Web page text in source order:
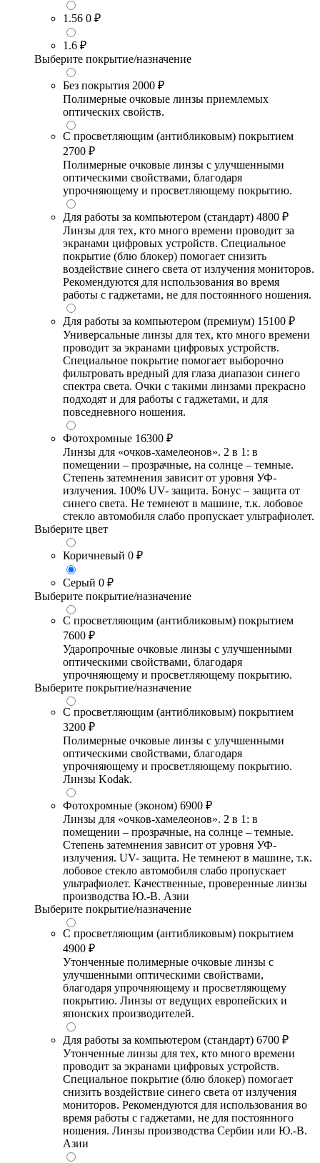
1.56 0 ₽
1.6 ₽
Выберите покрытие/назначение
Без покрытия 2000 ₽
Полимерные очковые линзы приемлемых
оптических свойств.
С просветляющим (антибликовым) покрытием
2700 ₽
Полимерные очковые линзы с улучшенными
оптическими свойствами, благодаря
упрочняющему и просветляющему покрытию.
Для работы за компьютером (стандарт) 4800 ₽
Линзы для тех, кто много времени проводит за
экранами цифровых устройств. Специальное
покрытие (блю блокер) помогает снизить
воздействие синего света от излучения мониторов.
Рекомендуются для использования во время
работы с гаджетами, не для постоянного ношения.
Для работы за компьютером (премиум) 15100 ₽
Универсальные линзы для тех, кто много времени
проводит за экранами цифровых устройств.
Специальное покрытие помогает выборочно
фильтровать вредный для глаза диапазон синего
спектра света. Очки с такими линзами прекрасно
подходят и для работы с гаджетами, и для
повседневного ношения.
Фотохромные 16300 ₽
Линзы для «очков-хамелеонов». 2 в 1: в
помещении – прозрачные, на солнце – темные.
Степень затемнения зависит от уровня УФ-
излучения. 100% UV- защита. Бонус – защита от
синего света. Не темнеют в машине, т.к. лобовое
стекло автомобиля слабо пропускает ультрафиолет.
Выберите цвет
Коричневый 0 ₽
Серый 0 ₽
Выберите покрытие/назначение
С просветляющим (антибликовым) покрытием
7600 ₽
Ударопрочные очковые линзы с улучшенными
оптическими свойствами, благодаря
упрочняющему и просветляющему покрытию.
Выберите покрытие/назначение
С просветляющим (антибликовым) покрытием
3200 ₽
Полимерные очковые линзы с улучшенными
оптическими свойствами, благодаря
упрочняющему и просветляющему покрытию.
Линзы Kodak.
Фотохромные (эконом) 6900 ₽
Линзы для «очков-хамелеонов». 2 в 1: в
помещении – прозрачные, на солнце – темные.
Степень затемнения зависит от уровня УФ-
излучения. UV- защита. Не темнеют в машине, т.к.
лобовое стекло автомобиля слабо пропускает
ультрафиолет. Качественные, проверенные линзы
производства Ю.-В. Азии
Выберите покрытие/назначение
С просветляющим (антибликовым) покрытием
4900 ₽
Утонченные полимерные очковые линзы с
улучшенными оптическими свойствами,
благодаря упрочняющему и просветляющему
покрытию. Линзы от ведущих европейских и
японских производителей.
Для работы за компьютером (стандарт) 6700 ₽
Утонченные линзы для тех, кто много времени
проводит за экранами цифровых устройств.
Специальное покрытие (блю блокер) помогает
снизить воздействие синего света от излучения
мониторов. Рекомендуются для использования во
время работы с гаджетами, не для постоянного
ношения. Линзы производства Сербии или Ю.-В.
Азии